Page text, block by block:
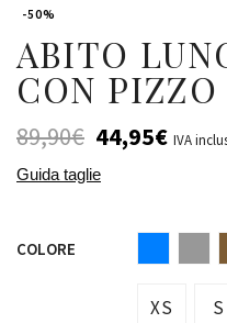
-50%
ABITO
CON PIZZO
89,90€ 44,95€ IVA
Guida taglie
COLORE
XS S